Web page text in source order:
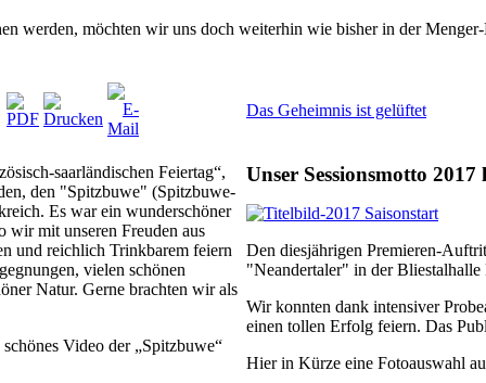
werden, möchten wir uns doch weiterhin wie bisher in der
saarländischen Feiertag“,
den "Spitzbuwe" (Spitzbuwe-
Es war ein wunderschöner
wir mit unseren Freuden aus
und reichlich Trinkbarem feiern
vielen schönen
Natur. Gerne brachten wir als
Video der „Spitzbuwe“
Das Geheimnis ist gelüftet
Unser Sessionsmotto 2017
Den diesjährigen Premieren-
"Neandertaler" in der
Wir konnten dank intensiver
einen tollen Erfolg feiern. Das
Hier in Kürze eine Fotoauswahl